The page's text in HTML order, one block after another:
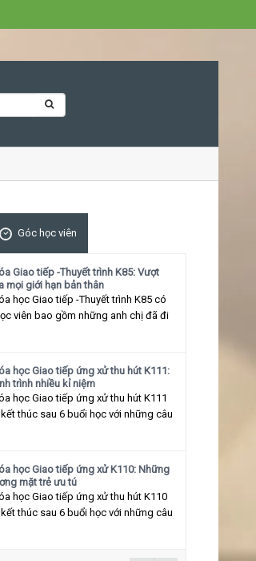
Góc học viên
Giao tiếp -Thuyết trình K85: Vượt
mọi giới hạn bản thân
học Giao tiếp -Thuyết trình K85 có
viên bao gồm những anh chị đã đi
học Giao tiếp ứng xử thu hút K111:
trình nhiều kỉ niệm
học Giao tiếp ứng xử thu hút K111
thúc sau 6 buổi học với những câu
học Giao tiếp ứng xử K110: Những
mặt trẻ ưu tú
học Giao tiếp ứng xử thu hút K110
thúc sau 6 buổi học với những câu